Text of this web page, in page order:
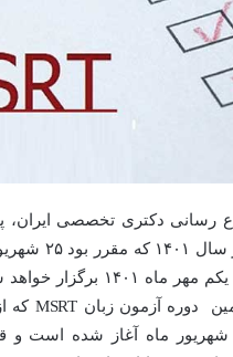
رسانی دکتری تخصصی ایران،
در سال ۱۴۰۱
شود، صبح روز جمعه یکم مهر ماه
ظهر روز سه‌شنبه ۸ شهریور ماه آغاز شده